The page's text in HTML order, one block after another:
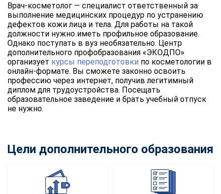
Врач-косметолог — специалист ответственный за
выполнение медицинских процедур по устранению
дефектов кожи лица и тела. Для работы на такой
должности нужно иметь профильное образование.
Однако поступать в вуз необязательно. Центр
дополнительного профобразования «ЭКОДПО»
организует курсы переподготовки по косметологии в
онлайн-формате. Вы сможете законно освоить
профессию через интернет, получив легитимный
диплом для трудоустройства. Посещать
образовательное заведение и брать учебный отпуск
не нужно.
Цели дополнительного образования